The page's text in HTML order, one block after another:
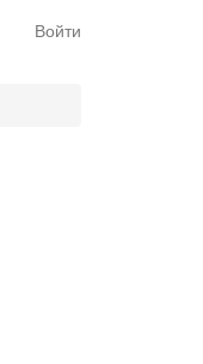
Войти